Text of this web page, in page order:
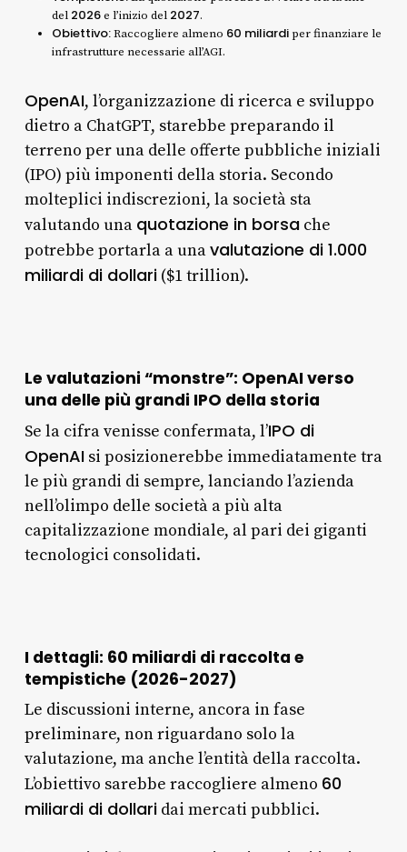
del 2026e l’inizio del 2027.
Obiettivo:Raccogliere almeno 60 miliardiper finanziare le
infrastrutture necessarie all’AGI.
OpenAI, l’organizzazione di ricerca e sviluppo
dietro a ChatGPT, starebbe preparando il
terreno per una delle offerte pubbliche iniziali
(IPO) più imponenti della storia. Secondo
molteplici indiscrezioni, la società sta
valutando una quotazione in borsache
potrebbe portarla a unavalutazione di 1.000
miliardi di dollari($1 trillion).
Le valutazioni “monstre”: OpenAI verso
una delle più grandi IPO della storia
Se la cifra venisse confermata, l’IPO di
OpenAIsi posizionerebbe immediatamente tra
le più grandi di sempre, lanciando l’azienda
nell’olimpo delle società a più alta
capitalizzazione mondiale, al pari dei giganti
tecnologici consolidati.
I dettagli: 60 miliardi di raccolta e
tempistiche (2026-2027)
Le discussioni interne, ancora in fase
preliminare, non riguardano solo la
valutazione, ma anche l’entità della raccolta.
L’obiettivo sarebbe raccogliere almeno 60
miliardi di dollaridai mercati pubblici.